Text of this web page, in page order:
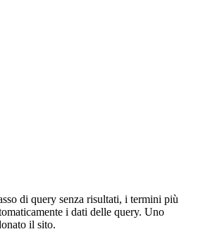
di query senza risultati, i termini più
i dati delle query. Uno
il sito.